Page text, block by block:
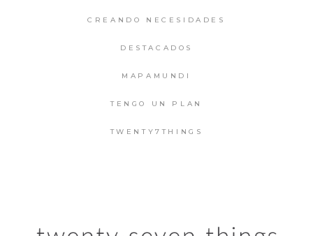
CREANDO NECESIDADES
DESTACADOS
MAPAMUNDI
TENGO UN PLAN
TWENTY7THINGS